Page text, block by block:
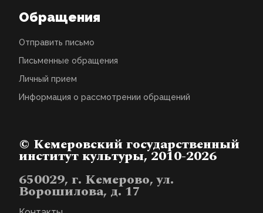
Обращения
Отправить письмо
Письменные обращения
Личный прием
Информация о рассмотрении обращений
© Кемеровский государственный
институт культуры, 2010-2026
650029, г. Кемерово, ул.
Ворошилова, д. 17